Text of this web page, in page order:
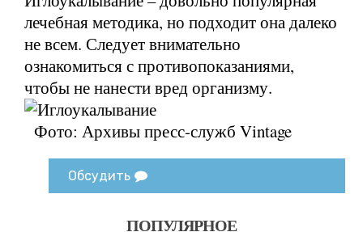
лечебная методика, но подходит она далеко
не всем. Следует внимательно
ознакомиться с противопоказаниями,
чтобы не нанести вред организму.
Фото: Архивы пресс-служб Vintage
Обсудить
ПОПУЛЯРНОЕ